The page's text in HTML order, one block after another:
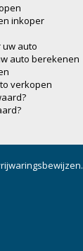
inkoper
uw auto
auto berekenen
verkopen